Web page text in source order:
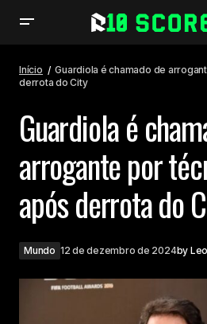
City
Início
Guardiola é chamado de
derrota do City
Guardiola é
arrogante por
após derrota do
Mundo 12 de dezembro de 2024by